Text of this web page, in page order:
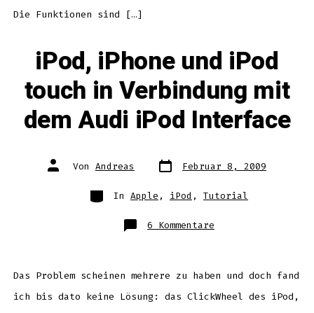
Die Funktionen sind […]
iPod, iPhone und iPod
touch in Verbindung mit
dem Audi iPod Interface
Autor
des Von Andreas Datum
des
Februar 8, 2009
Kategorien
In Apple , iPod , Tutorial
6 Kommentare
iPod,
in
mit
dem
Das Problem scheinen mehrere zu haben und doch fand
ich bis dato keine Lösung: das ClickWheel des iPod,